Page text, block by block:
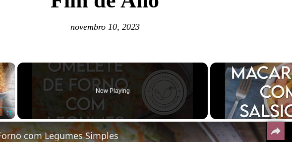
novembro 10, 2023
×
Now Playing
×
com Legumes Simples